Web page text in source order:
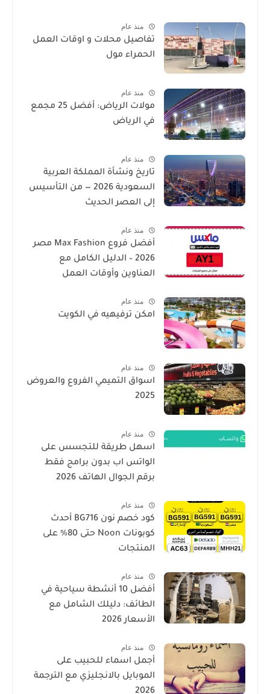
منذ عام
تفاصيل محلات و اوقات العمل
الحمراء مول
منذ عام
مولات الرياض: أفضل 25 مجمع
في الرياض
منذ عام
تاريخ ونشأة المملكة العربية
السعودية 2026 — من التأسيس
إلى العصر الحديث
منذ عام
أفضل فروع Max Fashion مصر
2026 – الدليل الكامل مع
العناوين وأوقات العمل
منذ عام
امكن ترفيهيه في الكويت
منذ عام
اسواق التميمي الفروع والعروض
2025
منذ عام
اسهل طريقة للتجسس على
الواتس اب بدون برامج فقط
برقم الجوال الهاتف 2026
منذ عام
كود خصم نون BG716 أحدث
كوبونات Noon حتى 80% على
المنتجات
منذ عام
أفضل 10 أنشطة سياحية في
الطائف: دليلك الشامل مع
الأسعار 2026
منذ عام
أجمل اسماء للحبيب على
الموبايل بالانجليزي مع الترجمة
2026